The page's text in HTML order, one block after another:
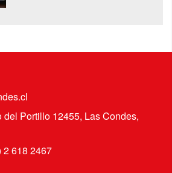
del Portillo 12455, Las Condes,
2 618 2467